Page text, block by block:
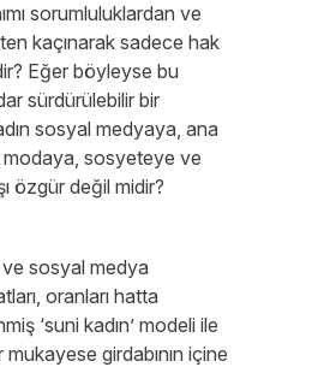
sorumluluklardan ve
kaçınarak sadece hak
Eğer böyleyse bu
sürdürülebilir bir
sosyal medyaya, ana
modaya, sosyeteye ve
özgür değil midir?
ve sosyal medya
oranları hatta
‘suni kadın’ modeli ile
mukayese girdabının içine